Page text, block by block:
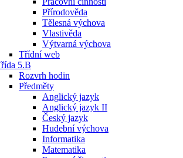
Přírodověda
Tělesná výchova
Vlastivěda
Výtvarná výchova
Třídní web
5.B
Rozvrh hodin
Předměty
Anglický jazyk
Anglický jazyk II
Český jazyk
Hudební výchova
Informatika
Matematika